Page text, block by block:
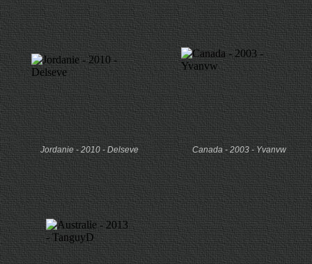
Jordanie - 2010 - Delseve Canada - 2003 - Yvanvw